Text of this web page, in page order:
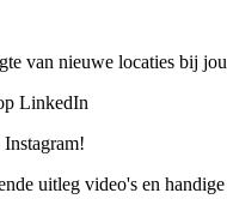
van nieuwe locaties bij
LinkedIn
uitleg video's en